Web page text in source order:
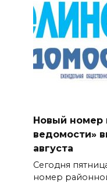
Новый номер
ведомости»
августа
Сегодня
номер